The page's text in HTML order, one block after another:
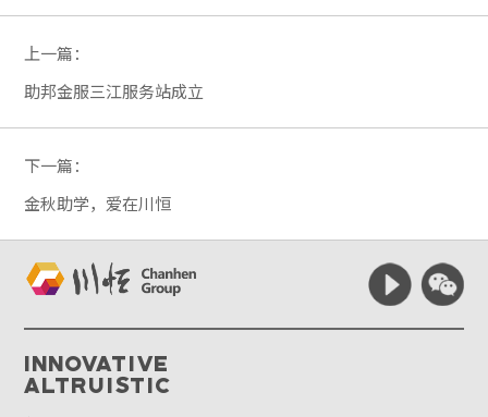
上一篇：
助邦金服三江服务站成立
下一篇：
金秋助学，爱在川恒
Innovative
Altruistic